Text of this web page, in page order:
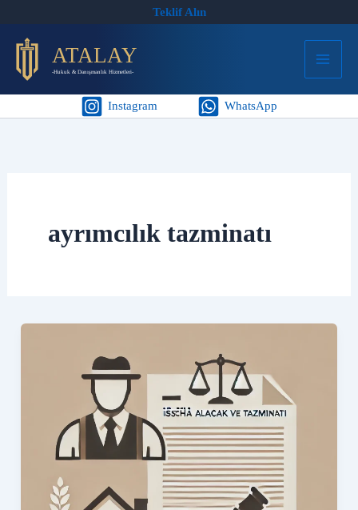
Teklif Alın
ATALAY
-Hukuk & Danışmanlık Hizmetleri-
Instagram WhatsApp
ayrımcılık tazminatı